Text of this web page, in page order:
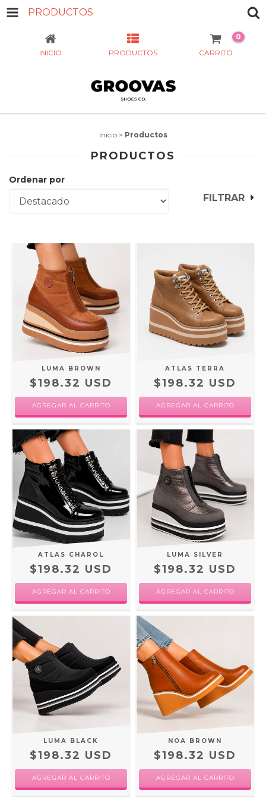
PRODUCTOS
INICIO PRODUCTOS CARRITO
0
Inicio > Productos
PRODUCTOS
Ordenar por
FILTRAR
LUMA BROWN
$198.32 USD
AGREGAR AL CARRITO
ATLAS TERRA
$198.32 USD
AGREGAR AL CARRITO
ATLAS CHAROL
$198.32 USD
AGREGAR AL CARRITO
LUMA SILVER
$198.32 USD
AGREGAR AL CARRITO
LUMA BLACK
$198.32 USD
AGREGAR AL CARRITO
NOA BROWN
$198.32 USD
AGREGAR AL CARRITO